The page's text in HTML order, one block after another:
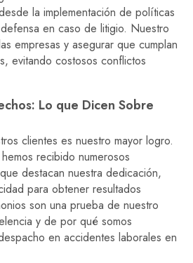
la implementación de políticas
en caso de litigio. Nuestro
empresas y asegurar que cumplan
evitando costosos conflictos
Lo que Dicen Sobre
clientes es nuestro mayor logro.
recibido numerosos
destacan nuestra dedicación,
para obtener resultados
son una prueba de nuestro
y de por qué somos
en accidentes laborales en